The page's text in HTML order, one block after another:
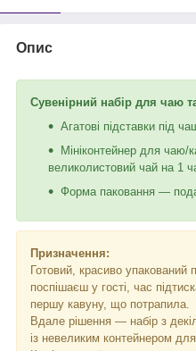
Опис
Сувенірний набір для чаю
Агатові підставки під
Мініконтейнер для
великолистовий чай на 1
Форма паковання —
Призначення:
Готовий, красиво
поспішаєш у гості, час
першу кавуну, що потрапила.
Вдале рішення — набір з
із невеликим контейнером